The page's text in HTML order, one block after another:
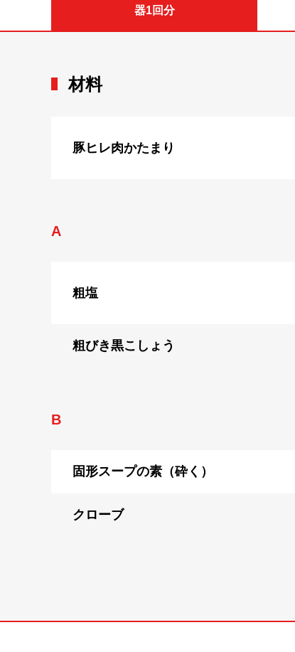
器1回分
材料
豚ヒレ肉かたまり
A
粗塩
粗びき黒こしょう
B
固形スープの素（砕く）
クローブ